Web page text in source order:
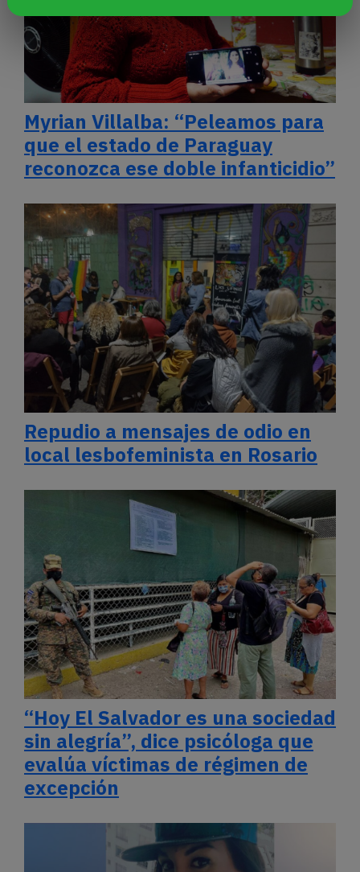
Myrian Villalba: “Peleamos para
que el estado de Paraguay
reconozca ese doble infanticidio”
Repudio a mensajes de odio en
local lesbofeminista en Rosario
“Hoy El Salvador es una sociedad
sin alegría”, dice psicóloga que
evalúa víctimas de régimen de
excepción